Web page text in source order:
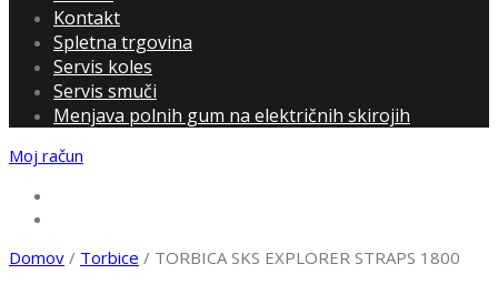
Kontakt
Spletna trgovina
Servis koles
Servis smuči
Menjava polnih gum na električnih skirojih
Moj račun
Domov / Torbice / TORBICA SKS EXPLORER STRAPS 1800